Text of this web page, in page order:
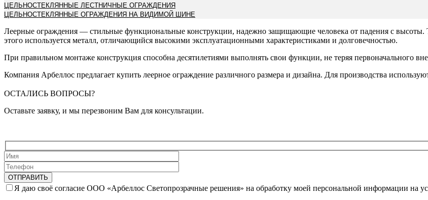
ЦЕЛЬНОСТЕКЛЯННЫЕ ЛЕСТНИЧНЫЕ ОГРАЖДЕНИЯ
ЦЕЛЬНОСТЕКЛЯННЫЕ ОГРАЖДЕНИЯ НА ВИДИМОЙ ШИНЕ
Леерные ограждения — стильные функциональные конструкции, надежно защищающие человека от падения с высоты.
этого используется металл, отличающийся высокими эксплуатационными характеристиками и долговечностью.
При правильном монтаже конструкция способна десятилетиями выполнять свои функции, не теряя первоначального
Компания Арбеллос предлагает купить леерное ограждение различного размера и дизайна. Для производства
ОСТАЛИСЬ ВОПРОСЫ?
Оставьте заявку, и мы перезвоним Вам для консультации.
Я даю своё согласие ООО «Арбеллос Светопрозрачные решения» на обработку моей персональной информации на